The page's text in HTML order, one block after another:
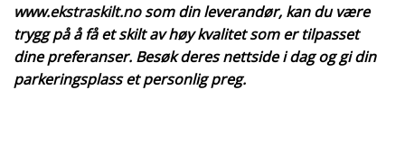
www.ekstraskilt.nosom din leverandør, kan du være
trygg på å få et skilt av høy kvalitet som er tilpasset
dine preferanser. Besøk deres nettside i dag og gi din
parkeringsplass et personlig preg.